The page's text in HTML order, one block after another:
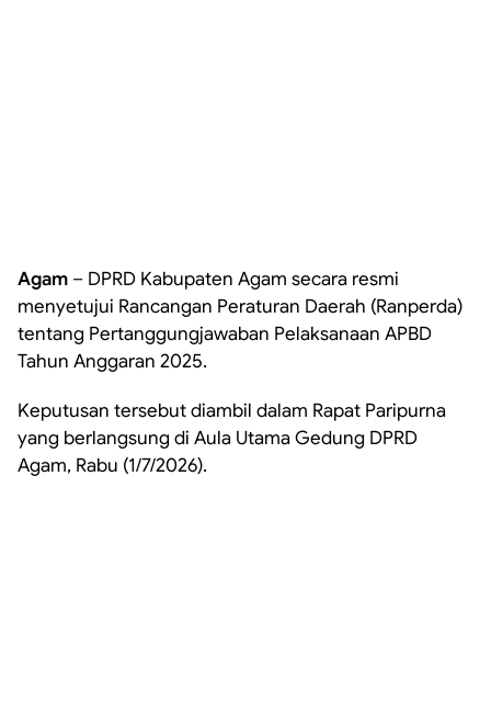
Agam – DPRD Kabupaten Agam secara resmi
menyetujui Rancangan Peraturan Daerah (Ranperda)
tentang Pertanggungjawaban Pelaksanaan APBD
Tahun Anggaran 2025.
Keputusan tersebut diambil dalam Rapat Paripurna
yang berlangsung di Aula Utama Gedung DPRD
Agam, Rabu (1/7/2026).